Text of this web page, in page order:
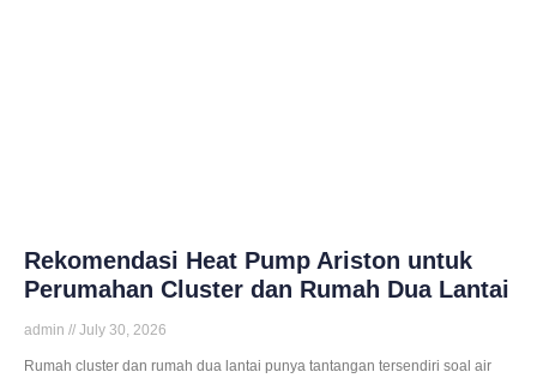
Rekomendasi Heat Pump Ariston untuk
Perumahan Cluster dan Rumah Dua Lantai
admin July 30, 2026
Rumah cluster dan rumah dua lantai punya tantangan tersendiri soal air